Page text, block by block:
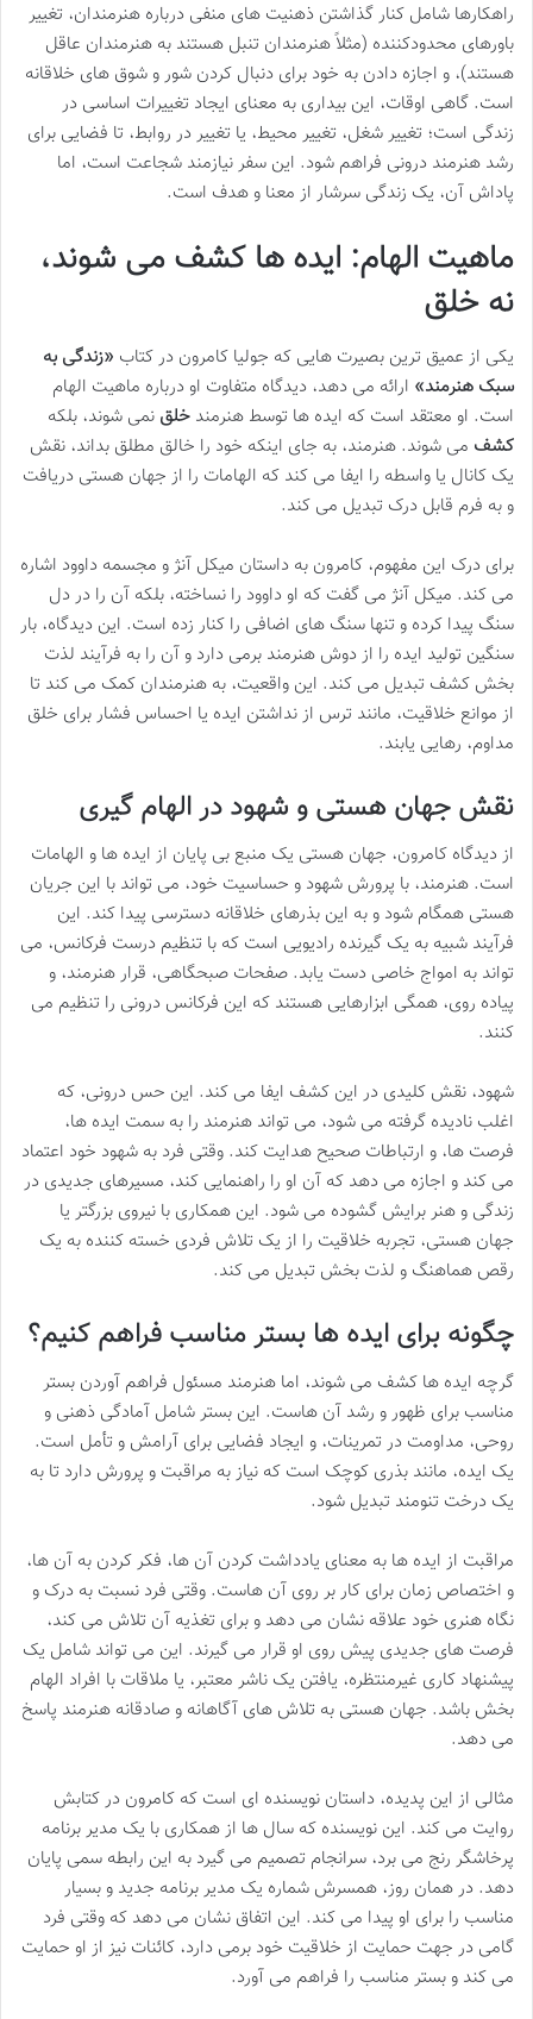
راهکارها شامل کنار گذاشتن ذهنیت های منفی درباره هنرمندان، تغییر
باورهای محدودکننده (مثلاً هنرمندان تنبل هستند به هنرمندان عاقل
هستند)، و اجازه دادن به خود برای دنبال کردن شور و شوق های خلاقانه
است. گاهی اوقات، این بیداری به معنای ایجاد تغییرات اساسی در
زندگی است؛ تغییر شغل، تغییر محیط، یا تغییر در روابط، تا فضایی برای
رشد هنرمند درونی فراهم شود. این سفر نیازمند شجاعت است، اما
پاداش آن، یک زندگی سرشار از معنا و هدف است.
ماهیت الهام: ایده ها کشف می شوند،
نه خلق
یکی از عمیق ترین بصیرت هایی که جولیا کامرون در کتاب «زندگی به
سبک هنرمند» ارائه می دهد، دیدگاه متفاوت او درباره ماهیت الهام
است. او معتقد است که ایده ها توسط هنرمند خلق نمی شوند، بلکه
کشف می شوند. هنرمند، به جای اینکه خود را خالق مطلق بداند، نقش
یک کانال یا واسطه را ایفا می کند که الهامات را از جهان هستی دریافت
و به فرم قابل درک تبدیل می کند.
برای درک این مفهوم، کامرون به داستان میکل آنژ و مجسمه داوود اشاره
می کند. میکل آنژ می گفت که او داوود را نساخته، بلکه آن را در دل
سنگ پیدا کرده و تنها سنگ های اضافی را کنار زده است. این دیدگاه، بار
سنگین تولید ایده را از دوش هنرمند برمی دارد و آن را به فرآیند لذت
بخش کشف تبدیل می کند. این واقعیت، به هنرمندان کمک می کند تا
از موانع خلاقیت، مانند ترس از نداشتن ایده یا احساس فشار برای خلق
مداوم، رهایی یابند.
نقش جهان هستی و شهود در الهام گیری
از دیدگاه کامرون، جهان هستی یک منبع بی پایان از ایده ها و الهامات
است. هنرمند، با پرورش شهود و حساسیت خود، می تواند با این جریان
هستی همگام شود و به این بذرهای خلاقانه دسترسی پیدا کند. این
فرآیند شبیه به یک گیرنده رادیویی است که با تنظیم درست فرکانس، می
تواند به امواج خاصی دست یابد. صفحات صبحگاهی، قرار هنرمند، و
پیاده روی، همگی ابزارهایی هستند که این فرکانس درونی را تنظیم می
کنند.
شهود، نقش کلیدی در این کشف ایفا می کند. این حس درونی، که
اغلب نادیده گرفته می شود، می تواند هنرمند را به سمت ایده ها،
فرصت ها، و ارتباطات صحیح هدایت کند. وقتی فرد به شهود خود اعتماد
می کند و اجازه می دهد که آن او را راهنمایی کند، مسیرهای جدیدی در
زندگی و هنر برایش گشوده می شود. این همکاری با نیروی بزرگتر یا
جهان هستی، تجربه خلاقیت را از یک تلاش فردی خسته کننده به یک
رقص هماهنگ و لذت بخش تبدیل می کند.
چگونه برای ایده ها بسترمناسب فراهم کنیم؟
گرچه ایده ها کشف می شوند، اما هنرمند مسئول فراهم آوردن بستر
مناسب برای ظهور و رشد آن هاست. این بستر شامل آمادگی ذهنی و
روحی، مداومت در تمرینات، و ایجاد فضایی برای آرامش و تأمل است.
یک ایده، مانند بذری کوچک است که نیاز به مراقبت و پرورش دارد تا به
یک درخت تنومند تبدیل شود.
مراقبت از ایده ها به معنای یادداشت کردن آن ها، فکر کردن به آن ها،
و اختصاص زمان برای کار بر روی آن هاست. وقتی فرد نسبت به درک و
نگاه هنری خود علاقه نشان می دهد و برای تغذیه آن تلاش می کند،
فرصت های جدیدی پیش روی او قرار می گیرند. این می تواند شامل یک
پیشنهاد کاری غیرمنتظره، یافتن یک ناشر معتبر، یا ملاقات با افراد الهام
بخش باشد. جهان هستی به تلاش های آگاهانه و صادقانه هنرمند پاسخ
می دهد.
مثالی از این پدیده، داستان نویسنده ای است که کامرون در کتابش
روایت می کند. این نویسنده که سال ها از همکاری با یک مدیر برنامه
پرخاشگر رنج می برد، سرانجام تصمیم می گیرد به این رابطه سمی پایان
دهد. در همان روز، همسرش شماره یک مدیر برنامه جدید و بسیار
مناسب را برای او پیدا می کند. این اتفاق نشان می دهد که وقتی فرد
گامی در جهت حمایت از خلاقیت خود برمی دارد، کائنات نیز از او حمایت
می کند و بستر مناسب را فراهم می آورد.